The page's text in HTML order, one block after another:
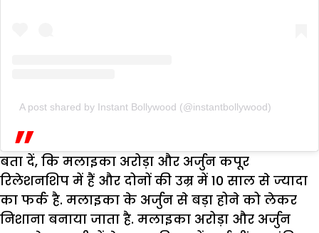
A post shared by Instant Bollywood (@instantbollywood)
बता दें, कि मलाइका अरोड़ा और अर्जुन कपूर
रिलेशनशिप में हैं और दोनों की उम्र में 10 साल से ज्यादा
का फर्क है. मलाइका के अर्जुन से बड़ा होने को लेकर
निशाना बनाया जाता है. मलाइका अरोड़ा और अर्जुन